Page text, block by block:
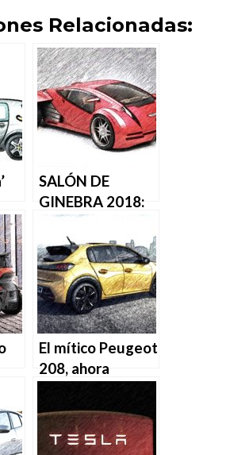
Relacionadas:
SALÓN DE
GINEBRA 2018:
TODO SOBRE
LOS COCHES
DEL FUTURO
El mítico Peugeot
208, ahora